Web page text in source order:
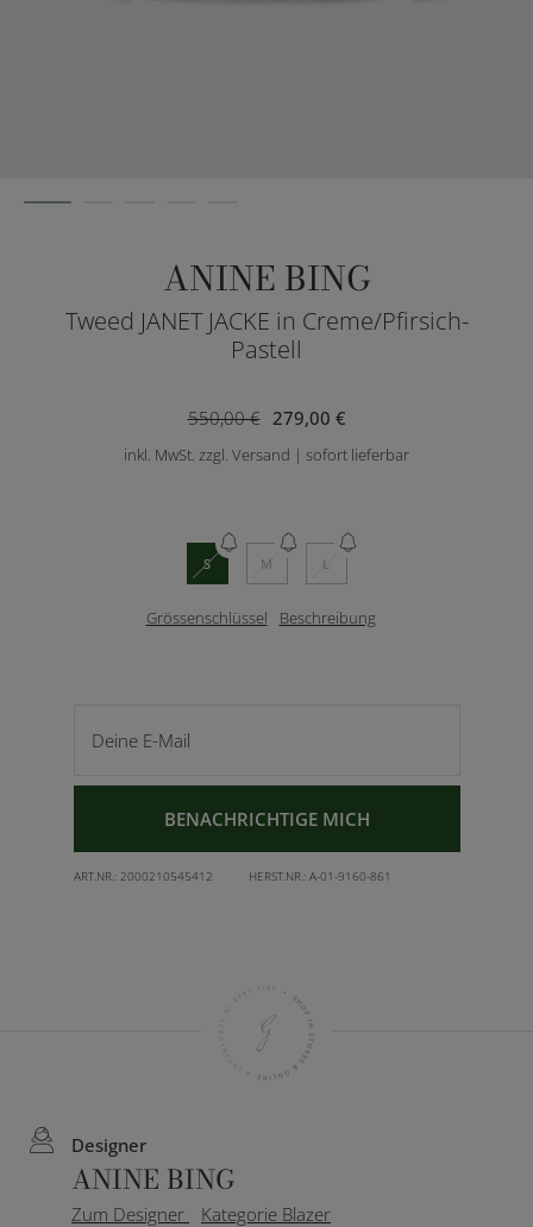
ANINE BING
Tweed JANET JACKE in Creme/Pfirsich-
Pastell
279,00 €
550,00 €
inkl. MwSt. zzgl. Versand | sofort lieferbar
S M L
Grössenschlüssel Beschreibung
BENACHRICHTIGE MICH
ART.NR.: 2000210545412 HERST.NR.: A-01-9160-861
Designer
ANINE BING
Zum Designer Kategorie Blazer